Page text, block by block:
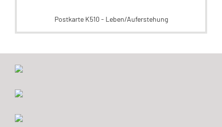
Postkarte K510 - Leben/Auferstehung